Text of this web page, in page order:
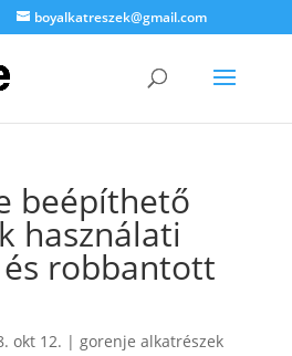
boyalkatreszek@gmail.com
beépíthető
használati
robbantott
okt 12. | gorenje alkatrészek